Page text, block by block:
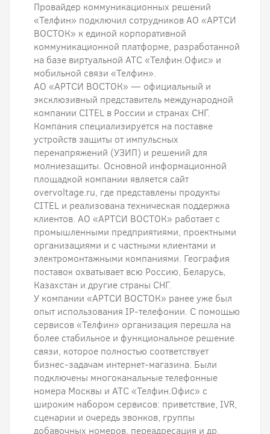
Провайдер коммуникационных решений
«Телфин» подключил сотрудников АО «АРТСИ
ВОСТОК» к единой корпоративной
коммуникационной платформе, разработанной
на базе виртуальной АТС «Телфин.Офис» и
мобильной связи «Телфин».
АО «АРТСИ ВОСТОК» — официальный и
эксклюзивный представитель международной
компании CITEL в России и странах СНГ.
Компания специализируется на поставке
устройств защиты от импульсных
перенапряжений (УЗИП) и решений для
молниезащиты. Основной информационной
площадкой компании является сайт
overvoltage.ru, где представлены продукты
CITEL и реализована техническая поддержка
клиентов. АО «АРТСИ ВОСТОК» работает с
промышленными предприятиями, проектными
организациями и с частными клиентами и
электромонтажными компаниями. География
поставок охватывает всю Россию, Беларусь,
Казахстан и другие страны СНГ.
У компании «АРТСИ ВОСТОК» ранее уже был
опыт использования IP-телефонии. С помощью
сервисов «Телфин» организация перешла на
более стабильное и функциональное решение
связи, которое полностью соответствует
бизнес-задачам интернет-магазина. Были
подключены многоканальные телефонные
номера Москвы и АТС «Телфин.Офис» с
широким набором сервисов: приветствие, IVR,
сценарии и очередь звонков, группы
добавочных номеров, переадресация и др.